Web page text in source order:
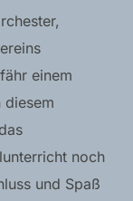
einem
noch
und Spaß